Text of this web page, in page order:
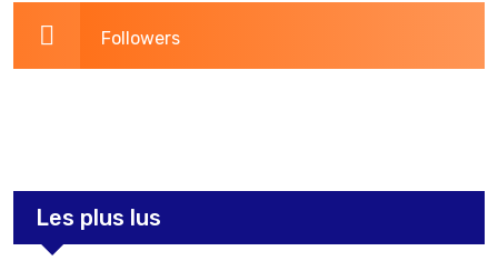
Followers
Les plus lus